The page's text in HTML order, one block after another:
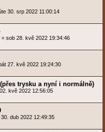
30. srp 2022 11:00:14
« sob 28. kvě 2022 19:34:46
27. kvě 2022 19:24:30
trysku a nyní i normálně)
kvě 2022 12:56:05
dub 2022 12:49:35